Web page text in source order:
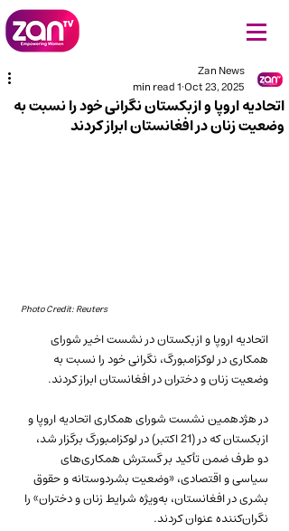
اتحادیه اروپا و ازبکستان نگرانی خود را نسبت به
وضعیت زنان در افغانستان ابراز کردند
Zan News
Oct 23, 2025
1 min read
Photo Credit: Reuters
اتحادیه اروپا و ازبکستان در نشست اخیر شورای
همکاری در لوکزامبورگ، نگرانی خود را نسبت به
وضعیت زنان و دختران در افغانستان ابراز کردند.
در هژدهمین نشست شورای همکاری اتحادیه اروپا و
ازبکستان که در (21 اکتبر) در لوکزامبورگ برگزار شد،
دو طرف ضمن تأکید بر گسترش همکاری‌های
سیاسی و اقتصادی، «وضعیت بشردوستانه و حقوق
بشری در افغانستان، به‌ویژه شرایط زنان و دختران» را
نگران‌کننده عنوان کردند.